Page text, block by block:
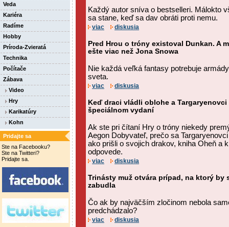
Veda
Kariéra
Radíme
Hobby
Príroda-Zvieratá
Technika
Počítače
Zábava
Video
Hry
Karikatúry
Kohn
Pridajte sa
Ste na Facebooku?
Ste na Twitteri?
Pridajte sa.
Každý autor sníva o bestselleri. Málokto
sa stane, keď sa dav obráti proti nemu.
viac diskusia
Pred Hrou o tróny existoval Dunkan. A
ešte viac než Jona Snowa
Nie každá veľká fantasy potrebuje
sveta.
viac diskusia
Keď draci vládli oblohe a
špeciálnom vydaní
Ak ste pri čítaní Hry o tróny niekedy
Aegon Dobyvateľ, prečo sa
ako prišli o svojich drakov, kniha Oheň a
odpovede.
viac diskusia
Trinásty muž otvára prípad, na ktorý
zabudla
Čo ak by najväčším zločinom nebola
predchádzalo?
viac diskusia